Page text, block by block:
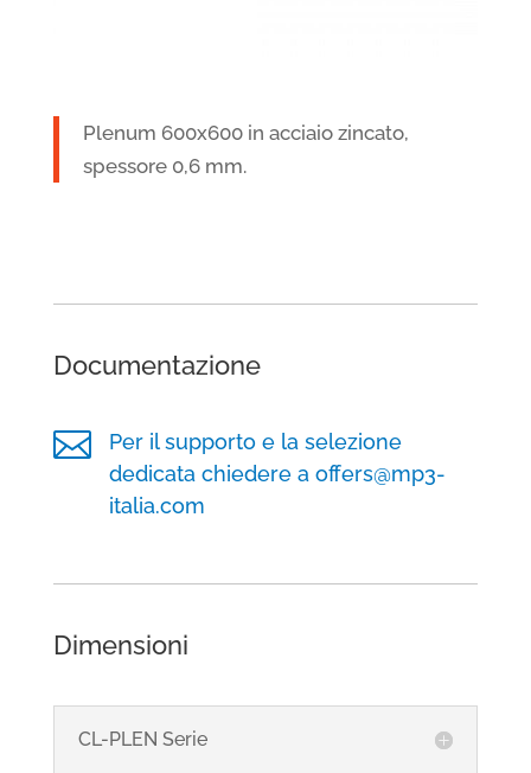
Plenum 600x600 in acciaio zincato,
spessore 0,6 mm.
Documentazione

Per il supporto e la selezione
dedicata chiedere a offers@mp3-
italia.com
Dimensioni
CL-PLEN Serie